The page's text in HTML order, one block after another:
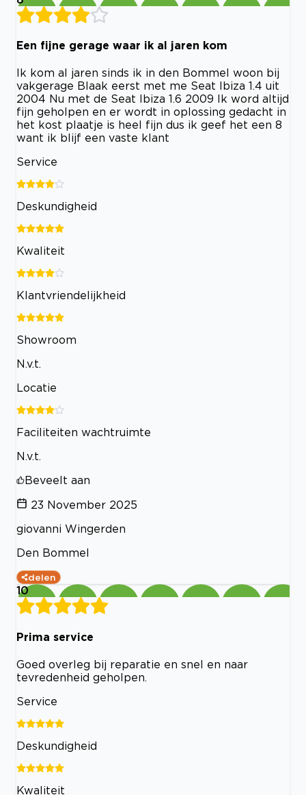
Een fijne gerage waar ik al jaren kom
Ik kom al jaren sinds ik in den Bommel woon bij
vakgerage Blaak eerst met me Seat Ibiza 1.4 uit
2004 Nu met de Seat Ibiza 1.6 2009 Ik word altijd
fijn geholpen en er wordt in oplossing gedacht in
het kost plaatje is heel fijn dus ik geef het een 8
want ik blijf een vaste klant
Service
Deskundigheid
Kwaliteit
Klantvriendelijkheid
Showroom
N.v.t.
Locatie
Faciliteiten wachtruimte
N.v.t.
Beveelt aan
23 November 2025
giovanni Wingerden
Den Bommel
delen
10
Prima service
Goed overleg bij reparatie en snel en naar
tevredenheid geholpen.
Service
Deskundigheid
Kwaliteit